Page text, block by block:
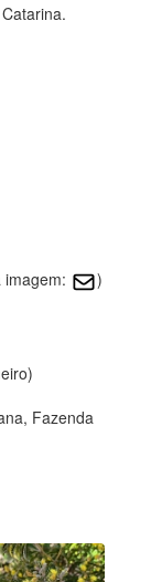
)
Fazenda